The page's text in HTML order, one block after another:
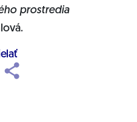
prostredia